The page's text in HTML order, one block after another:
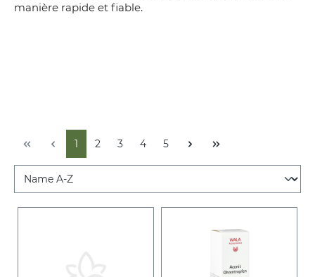
manière rapide et fiable.
1 2 3 4 5